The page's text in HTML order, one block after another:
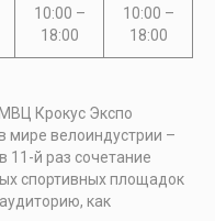
10:00 –
18:00
10:00 –
18:00
Крокус Экспо
мире велоиндустрии –
11-й раз сочетание
спортивных площадок
как